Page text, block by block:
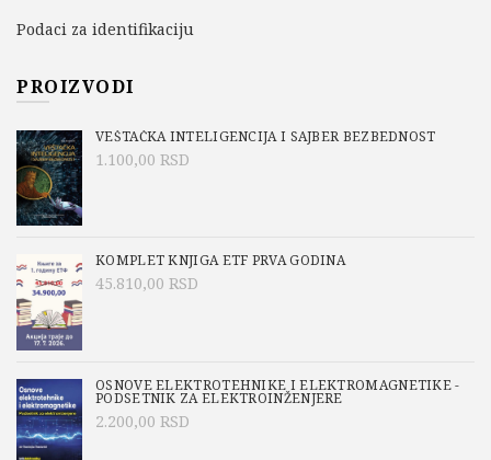
Podaci za identifikaciju
PROIZVODI
VEŠTAČKA INTELIGENCIJA I SAJBER BEZBEDNOST
1.100,00 RSD
KOMPLET KNJIGA ETF PRVA GODINA
45.810,00 RSD
OSNOVE ELEKTROTEHNIKE I ELEKTROMAGNETIKE -
PODSETNIK ZA ELEKTROINŽENJERE
2.200,00 RSD